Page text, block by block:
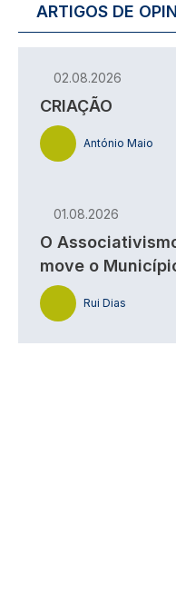
ARTIGOS DE
02.08.2026
CRIAÇÃO
António Maio
01.08.2026
O
move o
Rui Dias